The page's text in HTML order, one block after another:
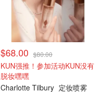
$68.00 $80.00
KUN强推！参加活动KUN没有
脱妆嘿嘿
Charlotte Tilbury 定妆喷雾